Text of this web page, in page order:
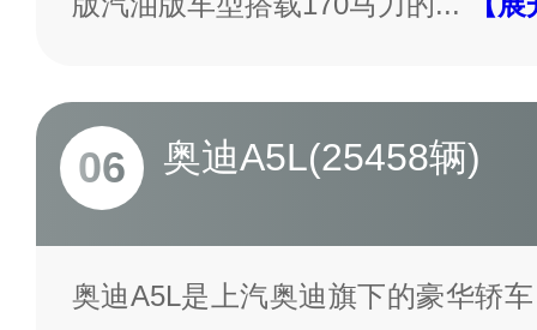
06 奥迪A5L(25458辆)
奥迪A5L是上汽奥迪旗下的豪华轿